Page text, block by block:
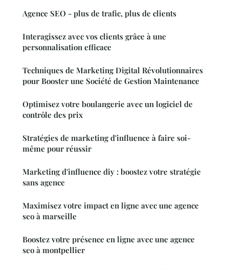
Agence SEO - plus de trafic, plus de clients
Interagissez avec vos clients grâce à une
personnalisation efficace
Techniques de Marketing Digital Révolutionnaires
pour Booster une Société de Gestion Maintenance
Optimisez votre boulangerie avec un logiciel de
contrôle des prix
Stratégies de marketing d'influence à faire soi-
même pour réussir
Marketing d'influence diy : boostez votre stratégie
sans agence
Maximisez votre impact en ligne avec une agence
seo à marseille
Boostez votre présence en ligne avec une agence
seo à montpellier